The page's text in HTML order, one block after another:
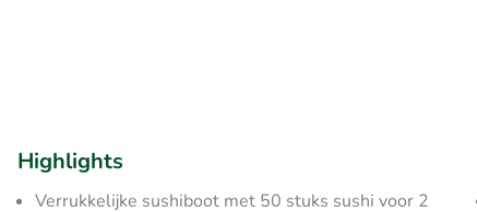
Highlights
Verrukkelijke sushiboot met 50 stuks sushi voor 2